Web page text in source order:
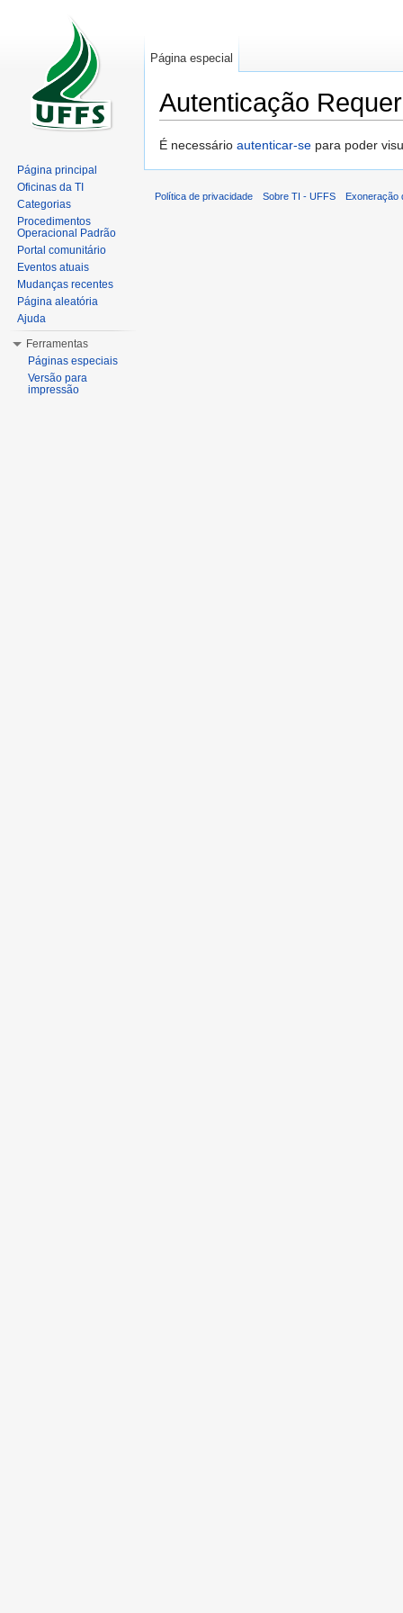
Autenticação
É necessário autenticar-se para poder
Página especial
Página principal
Oficinas da TI
Categorias
Procedimentos
Operacional Padrão
Portal comunitário
Eventos atuais
Mudanças recentes
Página aleatória
Ajuda
Ferramentas
Páginas especiais
Versão para
impressão
Política de privacidade Sobre TI - UFFS Exoneração